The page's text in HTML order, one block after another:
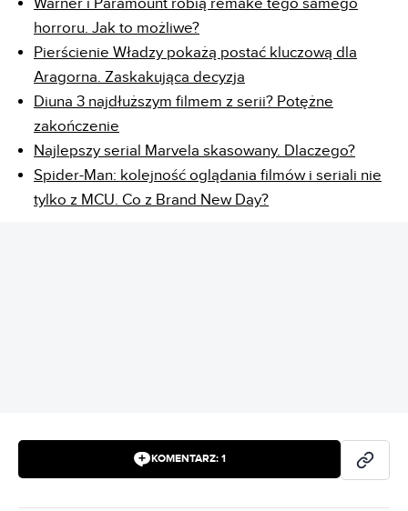
horroru. Jak to możliwe?
Pierścienie Władzy pokażą postać kluczową dla
Aragorna. Zaskakująca decyzja
Diuna 3 najdłuższym filmem z serii? Potężne
zakończenie
Najlepszy serial Marvela skasowany. Dlaczego?
Spider-Man: kolejność oglądania filmów i seriali nie
tylko z MCU. Co z Brand New Day?
KOMENTARZ: 1